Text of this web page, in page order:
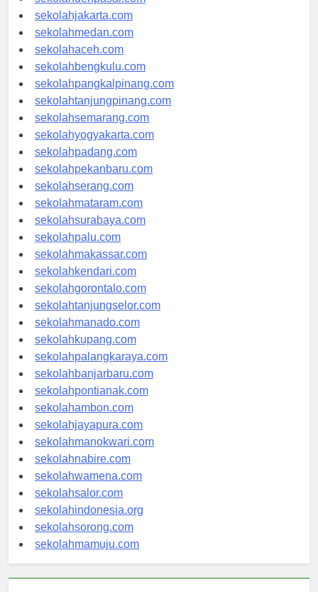
sekolahdenpasar.com
sekolahjakarta.com
sekolahmedan.com
sekolahaceh.com
sekolahbengkulu.com
sekolahpangkalpinang.com
sekolahtanjungpinang.com
sekolahsemarang.com
sekolahyogyakarta.com
sekolahpadang.com
sekolahpekanbaru.com
sekolahserang.com
sekolahmataram.com
sekolahsurabaya.com
sekolahpalu.com
sekolahmakassar.com
sekolahkendari.com
sekolahgorontalo.com
sekolahtanjungselor.com
sekolahmanado.com
sekolahkupang.com
sekolahpalangkaraya.com
sekolahbanjarbaru.com
sekolahpontianak.com
sekolahambon.com
sekolahjayapura.com
sekolahmanokwari.com
sekolahnabire.com
sekolahwamena.com
sekolahsalor.com
sekolahindonesia.org
sekolahsorong.com